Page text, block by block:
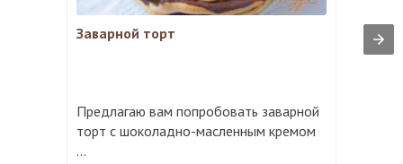
Заварной торт
Предлагаю вам попробовать заварной
торт с шоколадно-масленным кремом
...